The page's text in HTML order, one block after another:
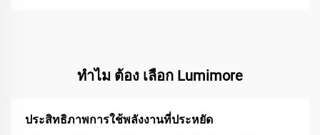
ทําไม ต้อง เลือก Lumimore
ประสิทธิภาพการใช้พลังงานที่ประหยัด